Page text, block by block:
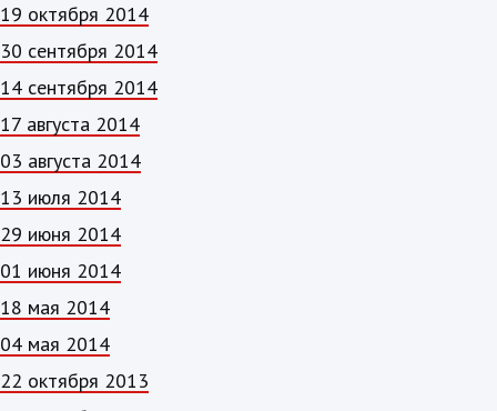
19 октября 2014
30 сентября 2014
14 сентября 2014
17 августа 2014
03 августа 2014
13 июля 2014
29 июня 2014
01 июня 2014
18 мая 2014
04 мая 2014
22 октября 2013